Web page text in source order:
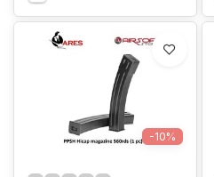
-10%